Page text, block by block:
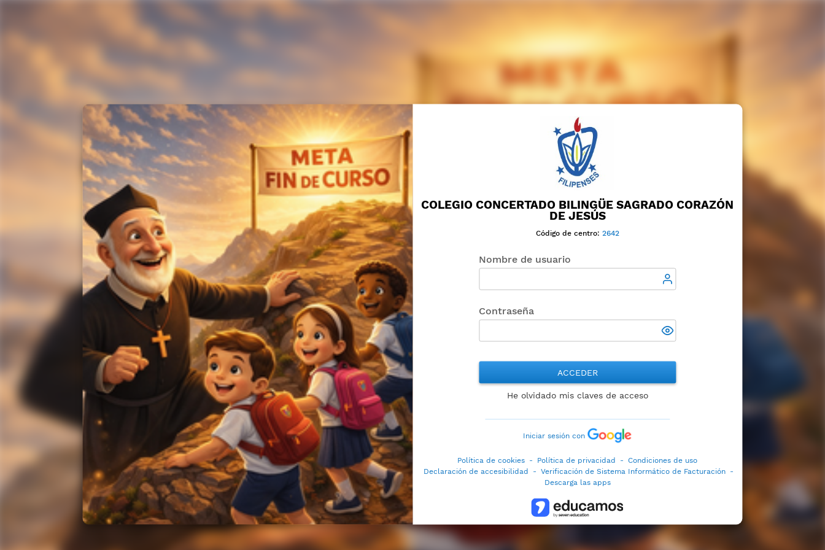
COLEGIO CONCERTADO BILINGÜE SAGRADO CORAZÓN
DE JESÚS
Código de centro: 2642
Nombre de usuario
Contraseña
ACCEDER
He olvidado mis claves de acceso
Iniciar sesión con
Política de cookies - Política de privacidad - Condiciones de uso
Declaración de accesibilidad
- Verificación de Sistema Informático de Facturación -
Descarga las apps